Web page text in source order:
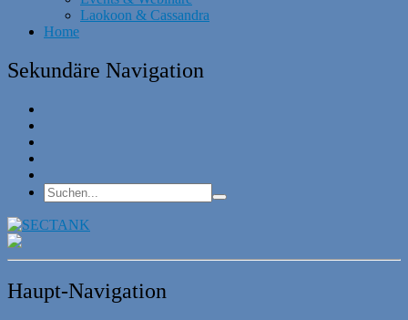
Laokoon & Cassandra
Home
Sekundäre Navigation
Haupt-Navigation